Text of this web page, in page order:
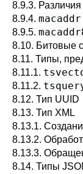
8.9.3. Различия
8.9.4. macaddr
8.9.5.
8.10. Битовые
8.11. Типы,
8.11.1.
8.11.2.
8.12. Тип UUID
8.13. Тип XML
8.13.1.
8.13.2.
8.13.3.
8.14. Типы